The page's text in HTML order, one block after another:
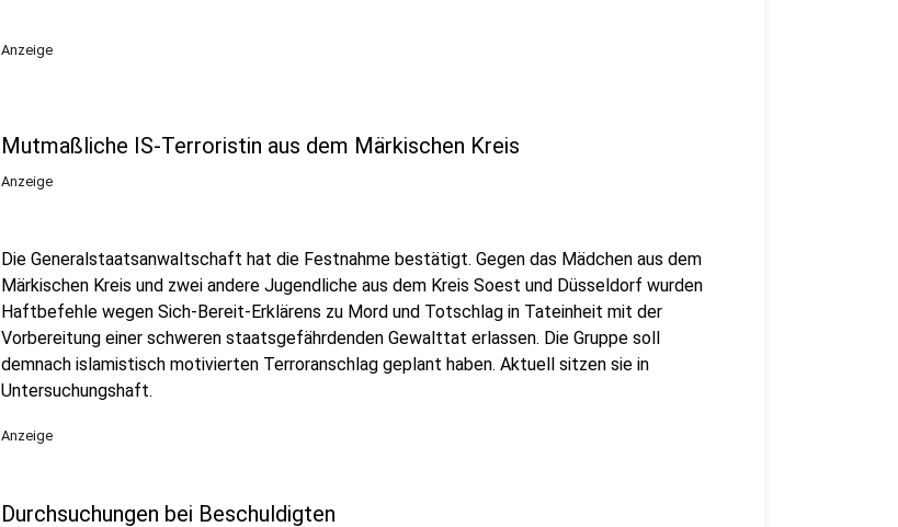
Anzeige
Mutmaßliche IS-Terroristin aus dem Märkischen Kreis
Anzeige
Die Generalstaatsanwaltschaft hat die Festnahme bestätigt. Gegen das Mädchen aus dem
Märkischen Kreis und zwei andere Jugendliche aus dem Kreis Soest und Düsseldorf wurden
Haftbefehle wegen Sich-Bereit-Erklärens zu Mord und Totschlag in Tateinheit mit der
Vorbereitung einer schweren staatsgefährdenden Gewalttat erlassen. Die Gruppe soll
demnach islamistisch motivierten Terroranschlag geplant haben. Aktuell sitzen sie in
Untersuchungshaft.
Anzeige
Durchsuchungen bei Beschuldigten